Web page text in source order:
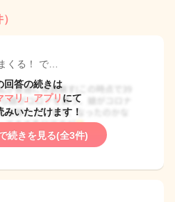
くる！ で…
回答の続きは
マリ」アプリ にて
みいただけます！
続きを見る(全3件)